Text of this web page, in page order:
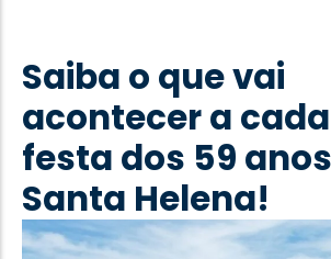
Destaque
Esporte
Geral
Obituário
Paraguai
Saiba o que vai
acontecer a
festa dos 59
Santa Helena!